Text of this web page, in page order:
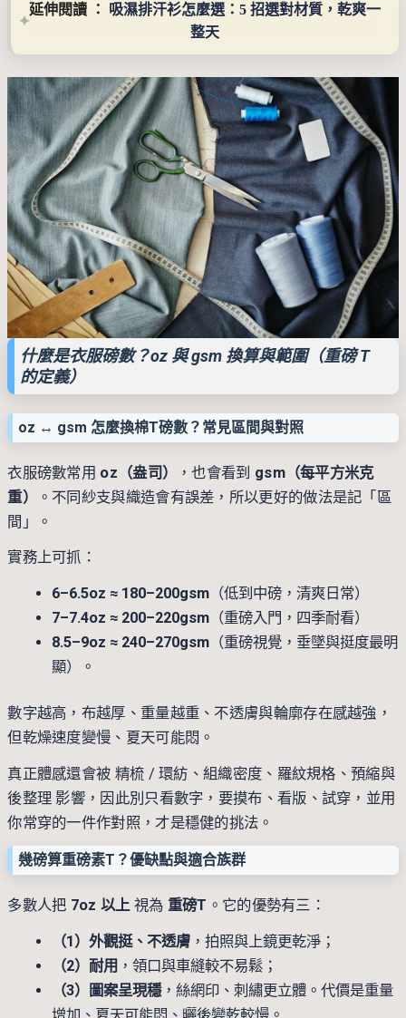
延伸閱讀 ： 吸濕排汗衫怎麼選：5 招選對材質，乾爽一
整天
什麼是衣服磅數？oz 與 gsm 換算與範圍（重磅 T
的定義）
oz ↔ gsm 怎麼換棉T磅數？常見區間與對照
衣服磅數常用 oz（盎司） ，也會看到 gsm（每平方米克
重）
。不同紗支與織造會有誤差，所以更好的做法是記「區
間」。
實務上可抓：
6–6.5oz ≈ 180–200gsm （低到中磅，清爽日常）
7–7.4oz ≈ 200–220gsm （重磅入門，四季耐看）
8.5–9oz ≈ 240–270gsm （重磅視覺，垂墜與挺度最明
顯）。
數字越高，布越厚、重量越重、不透膚與輪廓存在感越強，
但乾燥速度變慢、夏天可能悶。
真正體感還會被 精梳 / 環紡、組織密度、羅紋規格、預縮與
後整理 影響，因此別只看數字，要摸布、看版、試穿，並用
你常穿的一件作對照，才是穩健的挑法。
幾磅算重磅素T？優缺點與適合族群
多數人把 7oz 以上視為 重磅T 。它的優勢有三：
（1）外觀挺、不透膚 ，拍照與上鏡更乾淨；
（2）耐用 ，領口與車縫較不易鬆；
（3）圖案呈現穩，絲網印、刺繡更立體。代價是重量
增加、夏天可能悶、曬後變乾較慢。